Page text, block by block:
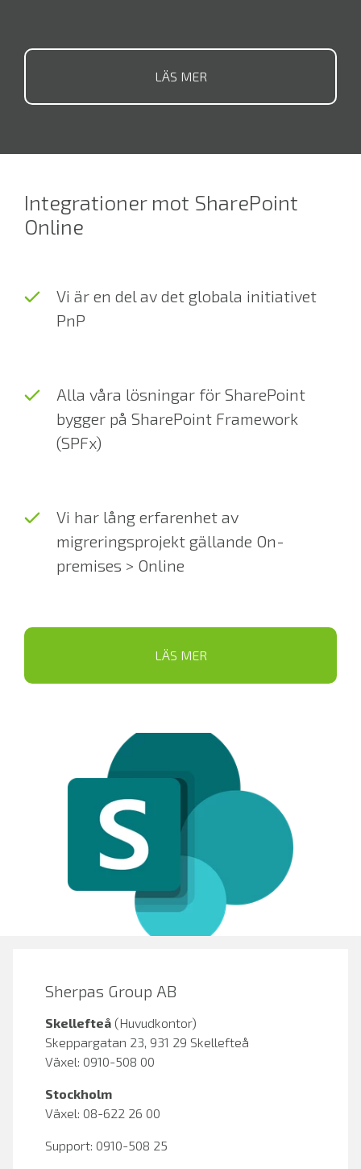
LÄS MER
Integrationer mot SharePoint
Online
Vi är en del av det globala initiativet
PnP
Alla våra lösningar för SharePoint
bygger på SharePoint Framework
(SPFx)
Vi har lång erfarenhet av
migreringsprojekt gällande On-
premises > Online
LÄS MER
Sherpas Group AB
Skellefteå (Huvudkontor)
Skeppargatan 23, 931 29 Skellefteå
Växel: 0910-508 00
Stockholm
Växel: 08-622 26 00
Support: 0910-508 25